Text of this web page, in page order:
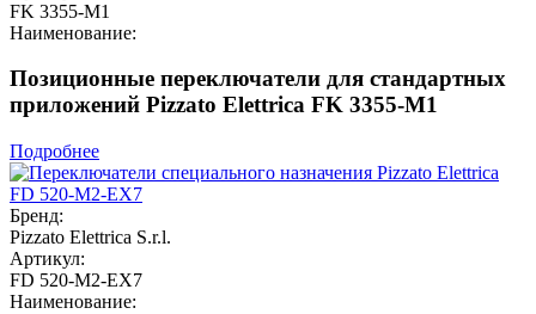
FK 3355-M1
Наименование:
Позиционные переключатели для стандартных
приложений Pizzato Elettrica FK 3355-M1
Подробнее
Бренд:
Pizzato Elettrica S.r.l.
Артикул:
FD 520-M2-EX7
Наименование: